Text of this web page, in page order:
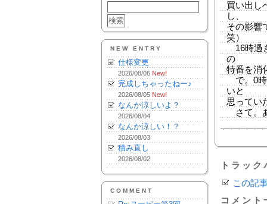
NEW ENTRY
仕様変更
2026/08/06 New!
完成しちゃったねー♪
2026/08/05 New!
なんか涼しいよ？
2026/08/04
なんか涼しい！？
2026/08/03
積み直し
2026/08/02
COMMENT
買い出し
し、
その影響
笑）
16時過
の
特番を消
で。0時
いと
思ってい
さて。
トラッ
この記
コメント